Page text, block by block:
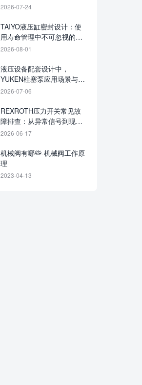
2026-07-24
TAIYO液压缸密封设计：使
用寿命管理中不可忽视的一
环
2026-08-01
液压设备配套设计中，
YUKEN柱塞泵应用场景与配
置关注点怎么梳理
2026-07-06
REXROTH压力开关常见故
障排查：从异常信号到现场
处理
2026-06-17
机械阀有哪些-机械阀工作原
理
2023-04-13